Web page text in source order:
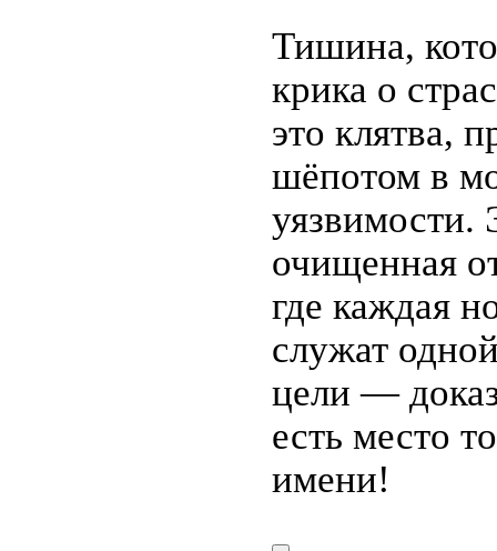
Тишина,
крика о
это клятва,
шёпотом в
уязвимости.
очищенная
где каждая
служат
цели —
есть место
имени!